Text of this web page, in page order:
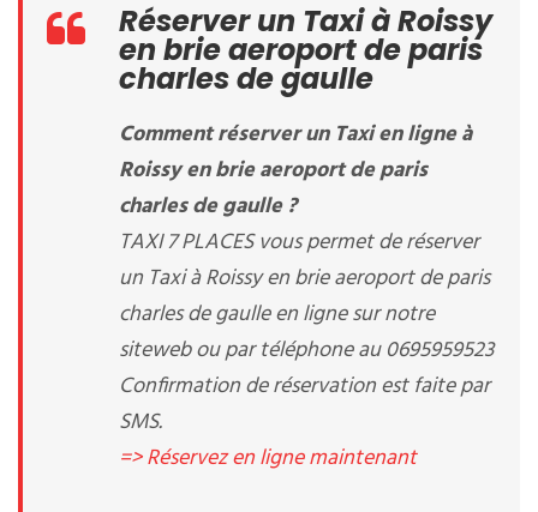
Réserver un Taxi à Roissy
en brie aeroport de paris
charles de gaulle
Comment réserver un Taxi en ligne à
Roissy en brie aeroport de paris
charles de gaulle ?
TAXI 7 PLACES vous permet de réserver
un Taxi à Roissy en brie aeroport de paris
charles de gaulle en ligne sur notre
siteweb ou par téléphone au 0695959523
Confirmation de réservation est faite par
SMS.
=> Réservez en ligne maintenant